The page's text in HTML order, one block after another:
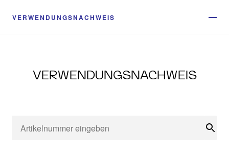
VERWENDUNGSNACHWEIS
VERWENDUNGSNACHWEIS